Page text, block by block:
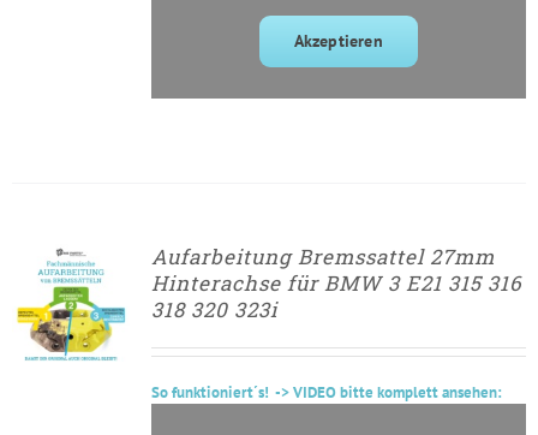
Akzeptieren
► ZUM
AUFARBEITUNGSANTRAG
/
DETAILS
Aufarbeitung Bremssattel 27mm
Hinterachse für BMW 3 E21 315 316
318 320 323i
Sofunktioniert´s! -> VIDEO bitte komplett ansehen: